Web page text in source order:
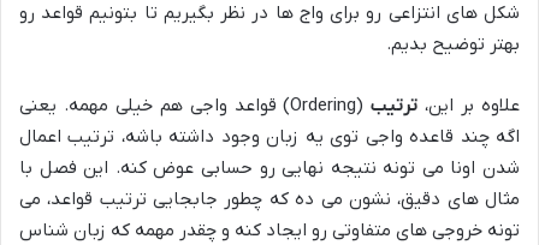
شکل های انتزاعی رو برای واج ها در نظر بگیریم تا بتونیم قواعد رو
بهتر توضیح بدیم.
علاوه بر این، ترتیب
(Ordering) قواعد واجی هم خیلی مهمه. یعنی
اگه چند قاعده واجی توی یه زبان وجود داشته باشه، ترتیب اعمال
شدن اونا می تونه نتیجه نهایی رو حسابی عوض کنه. این فصل با
مثال های دقیق، نشون می ده که چطور جابجایی ترتیب قواعد، می
تونه خروجی های متفاوتی رو ایجاد کنه و چقدر مهمه که زبان شناس